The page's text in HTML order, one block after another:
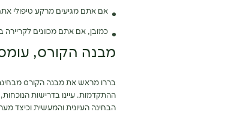
אם אתם מגיעים מרקע טיפולי
כמובן, אם אתם מכוונים
מבנה הקורס,
בררו מראש את מבנה הקורס
ההתקדמות. עיינו בדרישות
הבחינה העיונית והמעשית וכיצד